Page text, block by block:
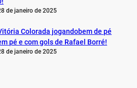
de janeiro de 2025
Colorada jogandobem de pé
pé e com gols de Rafael Borré!
de janeiro de 2025